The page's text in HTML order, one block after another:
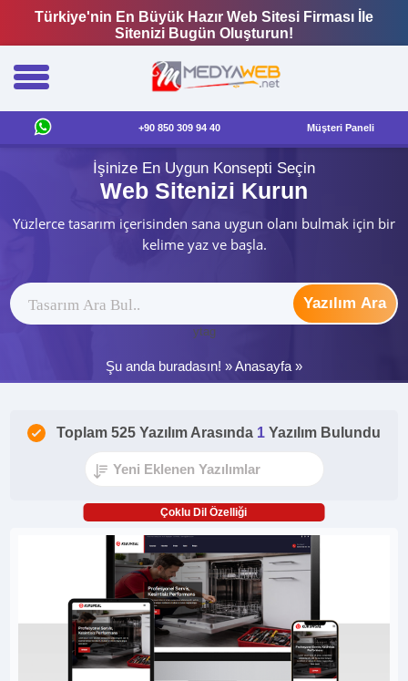
Türkiye'nin En Büyük Hazır Web Sitesi Firması İle
Sitenizi Bugün Oluşturun!
+90 850 309 94 40 Müşteri Paneli
İşinize En Uygun Konsepti Seçin
Web Sitenizi Kurun
Yüzlerce tasarım içerisinden sana uygun olanı bulmak için bir
kelime yaz ve başla.
Yazılım Ara
ytag
Şu anda buradasın! »Anasayfa »
Toplam 525 Yazılım Arasında 1 Yazılım Bulundu
Çoklu Dil Özelliği